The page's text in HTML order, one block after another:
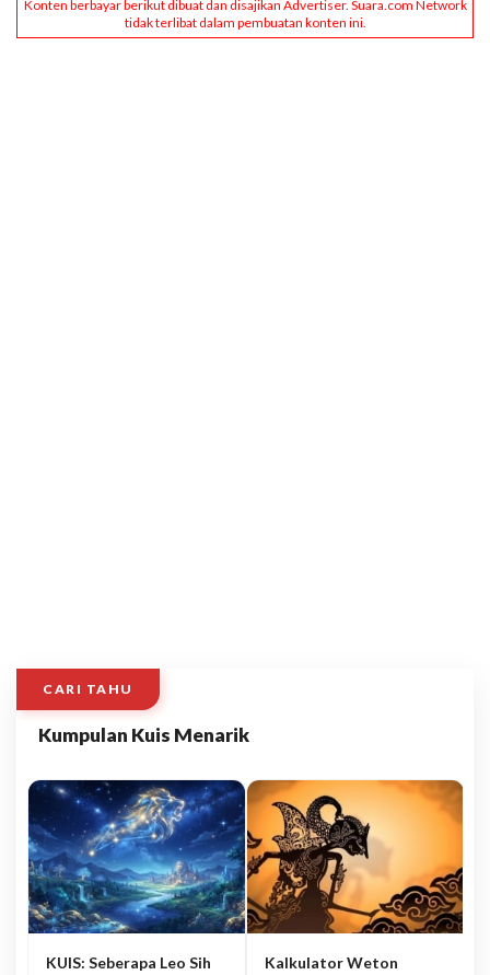
CARI TAHU
Kumpulan Kuis Menarik
KUIS: Seberapa Leo Sih
Kalkulator Weton